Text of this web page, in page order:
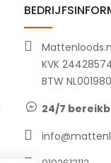
15-04-2026Jeanette,
KVK
BTW
24/7